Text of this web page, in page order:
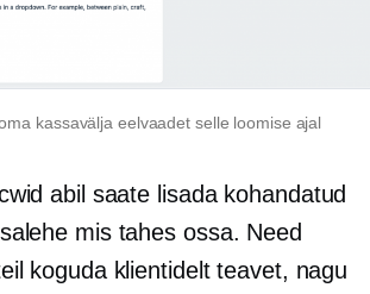
kassavälja eelvaadet selle loomise ajal
abil saate lisada kohandatud
mis tahes ossa. Need
koguda klientidelt teavet, nagu